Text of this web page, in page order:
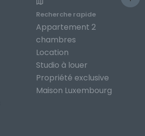
Recherche rapide
Appartement 2
chambres
Location
Studio à louer
Propriété exclusive
Maison Luxembourg